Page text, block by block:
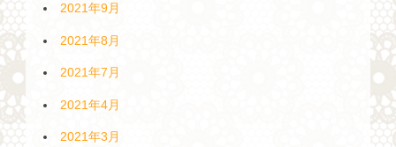
2021年9月
2021年8月
2021年7月
2021年4月
2021年3月